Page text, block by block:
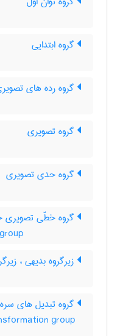
گروه ابتدایی
گروه رده های
گروه تصویری
گروه حدی تصویری
گروه خطّی
زیرگروه بدیهی ،
گروه تبدیل های
group